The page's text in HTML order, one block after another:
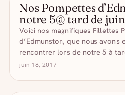
Nos Pompettes
notre 5@ tard de
Voici nos magnifiques Fillettes
d’Edmunston, que nous avons
rencontrer lors de notre 5 à
juin 18, 2017